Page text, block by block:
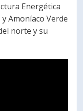
Energética
Amoníaco Verde
norte y su